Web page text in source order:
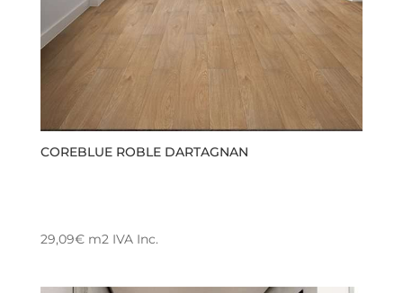
COREBLUE ROBLE DARTAGNAN
29,09€m2 IVA Inc.